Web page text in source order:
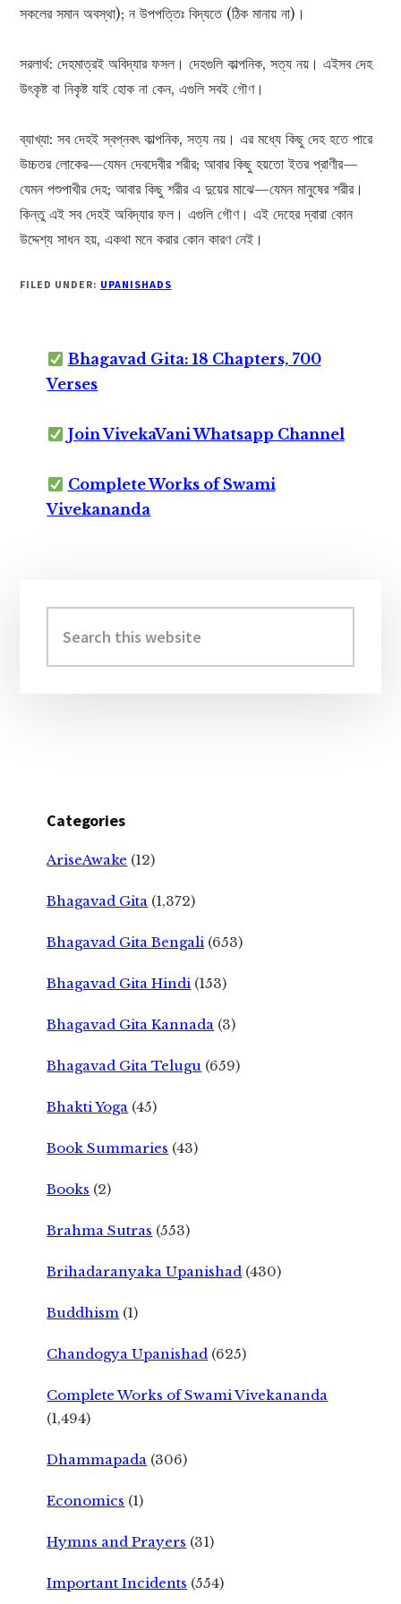
সকলের সমান অবস্থা); ন উপপত্তিঃ বিদ্যতে (ঠিক মানায় না)।
সরলার্থ: দেহমাত্রই অবিদ্যার ফসল। দেহগুলি কাল্পনিক, সত্য নয়। এইসব দেহ
উৎকৃষ্ট বা নিকৃষ্ট যাই হোক না কেন, এগুলি সবই গৌণ।
ব্যাখ্যা: সব দেহই স্বপ্নবৎ কাল্পনিক, সত্য নয়। এর মধ্যে কিছু দেহ হতে পারে
উচ্চতর লোকের—যেমন দেবদেবীর শরীর; আবার কিছু হয়তো ইতর প্রাণীর—
যেমন পশুপাখীর দেহ; আবার কিছু শরীর এ দুয়ের মাঝে—যেমন মানুষের শরীর।
কিন্তু এই সব দেহই অবিদ্যার ফল। এগুলি গৌণ। এই দেহের দ্বারা কোন
উদ্দেশ্য সাধন হয়, একথা মনে করার কোন কারণ নেই।
FILED UNDER: UPANISHADS
Bhagavad Gita: 18 Chapters, 700
Verses
Join VivekaVani Whatsapp Channel
Complete Works of Swami
Vivekananda
Sidebar
this
website
Categories
AriseAwake (12)
Bhagavad Gita (1,372)
Bhagavad Gita Bengali (653)
Bhagavad Gita Hindi (153)
Bhagavad Gita Kannada (3)
Bhagavad Gita Telugu (659)
Bhakti Yoga (45)
Book Summaries (43)
Books (2)
Brahma Sutras (553)
Brihadaranyaka Upanishad (430)
Buddhism (1)
Chandogya Upanishad (625)
Complete Works of Swami Vivekananda
(1,494)
Dhammapada (306)
Economics (1)
Hymns and Prayers (31)
Important Incidents (554)